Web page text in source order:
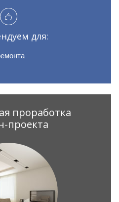
для:
проработка
проекта